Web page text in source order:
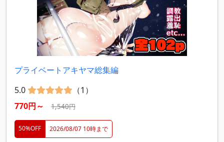
プライベートアキヤマ総集編
5.0
（1）
770円～
1,540円
50%OFF 2026/08/07 10時まで